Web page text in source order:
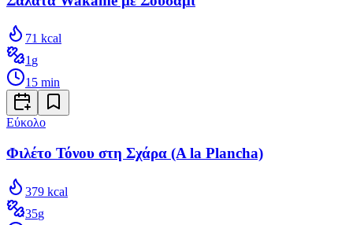
71 kcal
1 g
15 min
Εύκολο
Φιλέτο Τόνου στη Σχάρα (A la Plancha)
379 kcal
35g